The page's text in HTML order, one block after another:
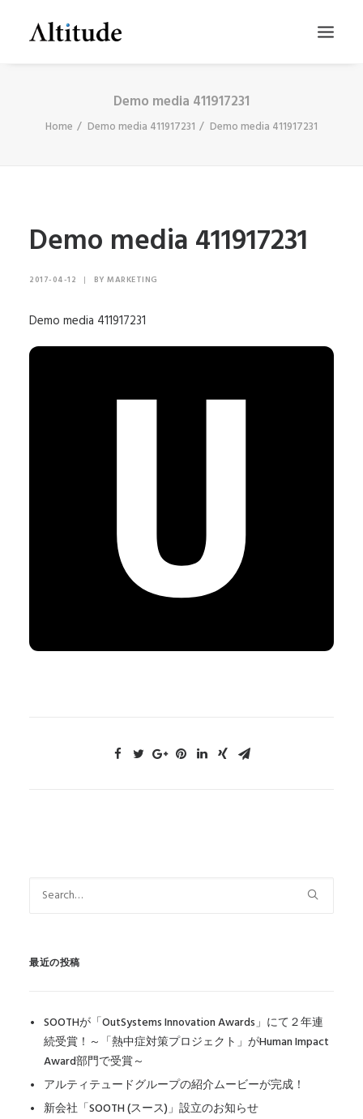
Demo media 411917231
Home Demo media 411917231 Demo media 411917231
Demo media 411917231
2017-04-12 | BY MARKETING
Demo media 411917231
最近の投稿
SOOTHが「OutSystems Innovation Awards」にて２年連
続受賞！～「熱中症対策プロジェクト」がHuman Impact
Award部門で受賞～
アルティテュードグループの紹介ムービーが完成！
新会社「SOOTH (スース)」設立のお知らせ